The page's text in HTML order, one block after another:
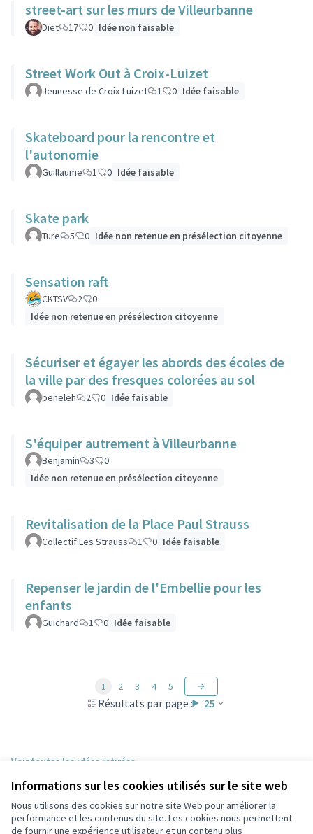
Informations sur les cookies utilisés sur le site web
Nous utilisons des cookies sur notre site Web pour améliorer la
performance et les contenus du site. Les cookies nous permettent
de fournir une expérience utilisateur et un contenu plus
street-art sur les murs de Villeurbanne
Diet 17 0 Idée non faisable
Street Work Out à Croix-Luizet
Jeunesse de Croix-Luizet 1 0 Idée faisable
Skateboard pour la rencontre et
l'autonomie
Guillaume 1 0 Idée faisable
Skate park
Ture 5 0 Idée non retenue en présélection citoyenne
Sensation raft
CKTSV 2
0
Idée non retenue en présélection citoyenne
Sécuriser et égayer les abords des écoles de
la ville par des fresques colorées au sol
beneleh 2 0 Idée faisable
S'équiper autrement à Villeurbanne
Benjamin 3
0
Idée non retenue en présélection citoyenne
Revitalisation de la Place Paul Strauss
Collectif Les Strauss 1 0 Idée faisable
Repenser le jardin de l'Embellie pour les
enfants
Guichard 1 0 Idée faisable
Résultats par page : 25
1 2 3 4 5
Voir toutes les idées retirées
Conditions d'utilisation
Paramètres des cookies